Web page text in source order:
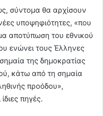
σύντομα θα αρχίσουν
υποψηφιότητες, «που
αποτύπωση του εθνικού
ενώνει τους Έλληνες
της δημοκρατίας
κάτω από τη σημαία
προόδου»,
πηγές.